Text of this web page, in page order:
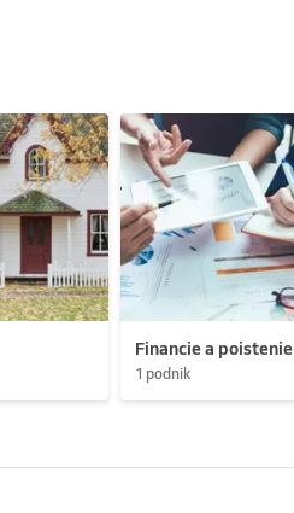
Financie a poistenie
1 podnik